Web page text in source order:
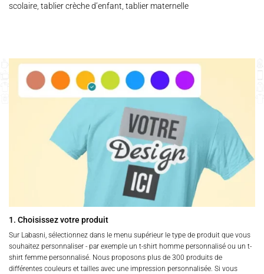
scolaire, tablier crèche d’enfant, tablier maternelle
1. Choisissez votre produit
Sur Labasni, sélectionnez dans le menu supérieur le type de produit que vous
souhaitez personnaliser - par exemple un t-shirt homme personnalisé ou un t-
shirt femme personnalisé. Nous proposons plus de 300 produits de
différentes couleurs et tailles avec une impression personnalisée. Si vous